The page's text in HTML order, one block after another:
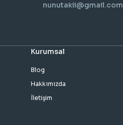
nunutakii@gmail.com
Kurumsal
Blog
Hakkımızda
İletişim